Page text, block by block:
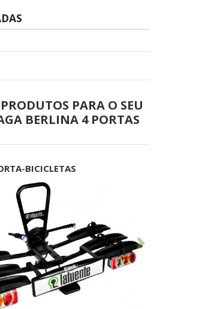
PARA O SEU
BERLINA 4 PORTAS
BICICLETAS